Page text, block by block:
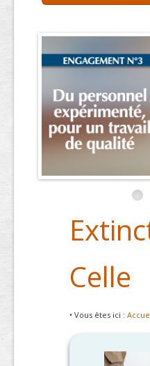
Trouver votre
Celle
• Vous êtes ici :